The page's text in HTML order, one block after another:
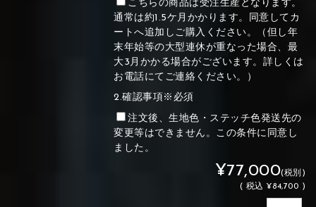
こちらの商品は受注生産となります。
通常は約1.5ケ月かかります。同意してカ
ートへ追加しご購入ください。（但し年
末年始等の大型連休が重なった場合、最
大3月かかる場合がございます。詳しくは
お電話にてご連絡ください。）
2.確認事項※必須
注文後、生地色・ステッチ色発送先の
変更等はできません。この条件に同意し
ました。
¥77,000(税別)
( 税込 ¥84,700 )